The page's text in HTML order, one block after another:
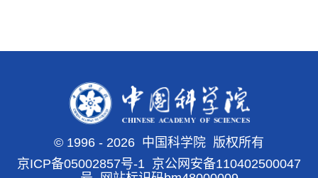
© 1996 - 2026 中国科学院 版权所有
京ICP备05002857号-1 京公网安备110402500047